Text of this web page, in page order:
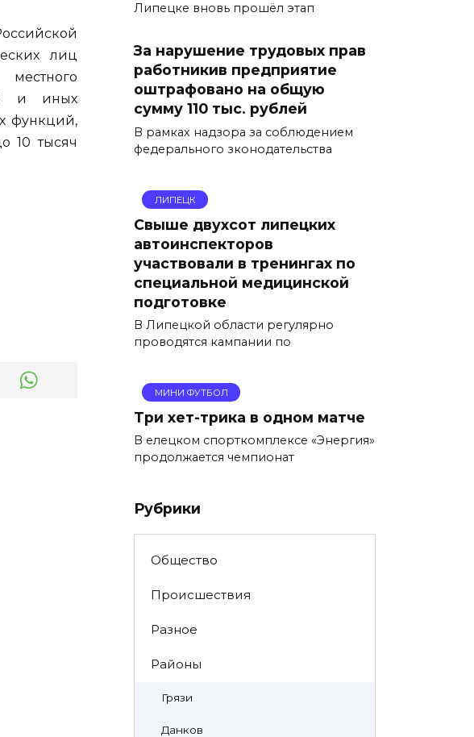
лиц
и иных
функций,
10 тысяч
Липецке вновь прошёл этап
За нарушение трудовых прав
работникив предприятие
оштрафовано на общую
сумму 110 тыс. рублей
В рамках надзора за соблюдением
федерального зконодательства
ЛИПЕЦК
Свыше двухсот липецких
автоинспекторов
участвовали в тренингах по
специальной медицинской
подготовке
В Липецкой области регулярно
проводятся кампании по
МИНИ ФУТБОЛ
Три хет-трика в одном матче
В елецком спорткомплексе «Энергия»
продолжается чемпионат
Рубрики
Общество
Происшествия
Разное
Районы
Грязи
Данков